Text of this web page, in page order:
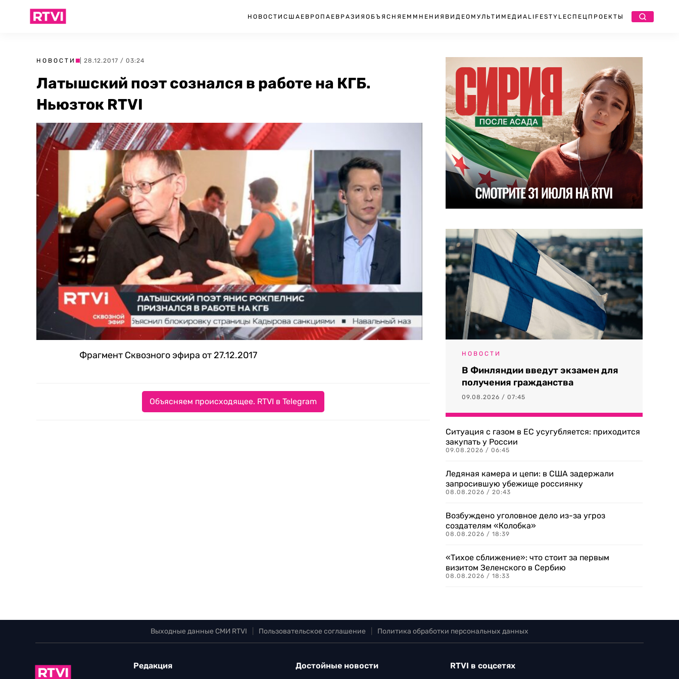
НОВОСТИ США ЕВРОПА ЕВРАЗИЯ ОБЪЯСНЯЕМ МНЕНИЯ ВИДЕО МУЛЬТИМЕДИА LIFESTYLEСПЕЦПРОЕКТЫ
НОВОСТИ | 28.12.2017 / 03:24
Латышский поэт сознался в работе на КГБ.
Ньюзток RTVI
Фрагмент Сквозного эфира от 27.12.2017
Объясняем происходящее. RTVI в Telegram
НОВОСТИ
В Финляндии введут экзамен для
получения гражданства
09.08.2026 / 07:45
Ситуация с газом в ЕС усугубляется: приходится
закупать у России
09.08.2026 / 06:45
Ледяная камера и цепи: в США задержали
запросившую убежище россиянку
08.08.2026 / 20:43
Возбуждено уголовное дело из-за угроз
создателям «Колобка»
08.08.2026 / 18:39
«Тихое сближение»: что стоит за первым
визитом Зеленского в Сербию
08.08.2026 / 18:33
Выходные данные СМИ RTVI Пользовательское соглашение Политика обработки персональных данных
Редакция Достойные новости RTVI в соцсетях